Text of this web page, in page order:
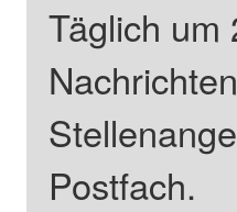
Täglich um
Postfach.